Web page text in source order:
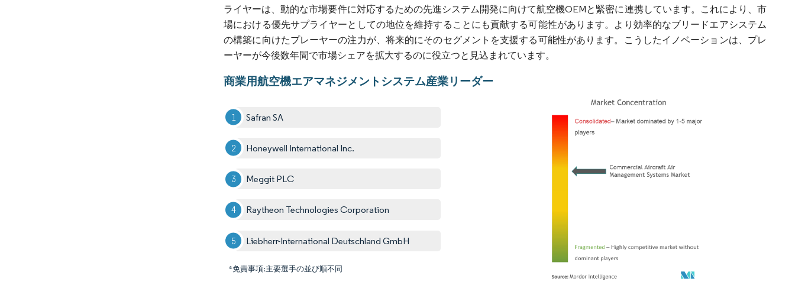
ライヤーは、動的な市場要件に対応するための先進システム開発に向けて航空機OEMと緊密に連携しています。これにより、市
場における優先サプライヤーとしての地位を維持することにも貢献する可能性があります。より効率的なブリードエアシステム
の構築に向けたプレーヤーの注力が、将来的にそのセグメントを支援する可能性があります。こうしたイノベーションは、プレ
ーヤーが今後数年間で市場シェアを拡大するのに役立つと見込まれています。
商業用航空機エアマネジメントシステム産業リーダー
Safran SA
Honeywell International Inc.
Meggit PLC
Raytheon Technologies Corporation
Liebherr-International Deutschland GmbH
*免責事項:主要選手の並び順不同